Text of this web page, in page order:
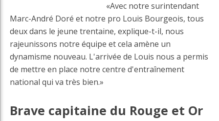
«Avec notre surintendant
Marc-André Doré et notre pro Louis Bourgeois, tous
deux dans le jeune trentaine, explique-t-il, nous
rajeunissons notre équipe et cela amène un
dynamisme nouveau. L'arrivée de Louis nous a permis
de mettre en place notre centre d'entraînement
national qui va très bien.»
Brave capitaine du Rouge et Or